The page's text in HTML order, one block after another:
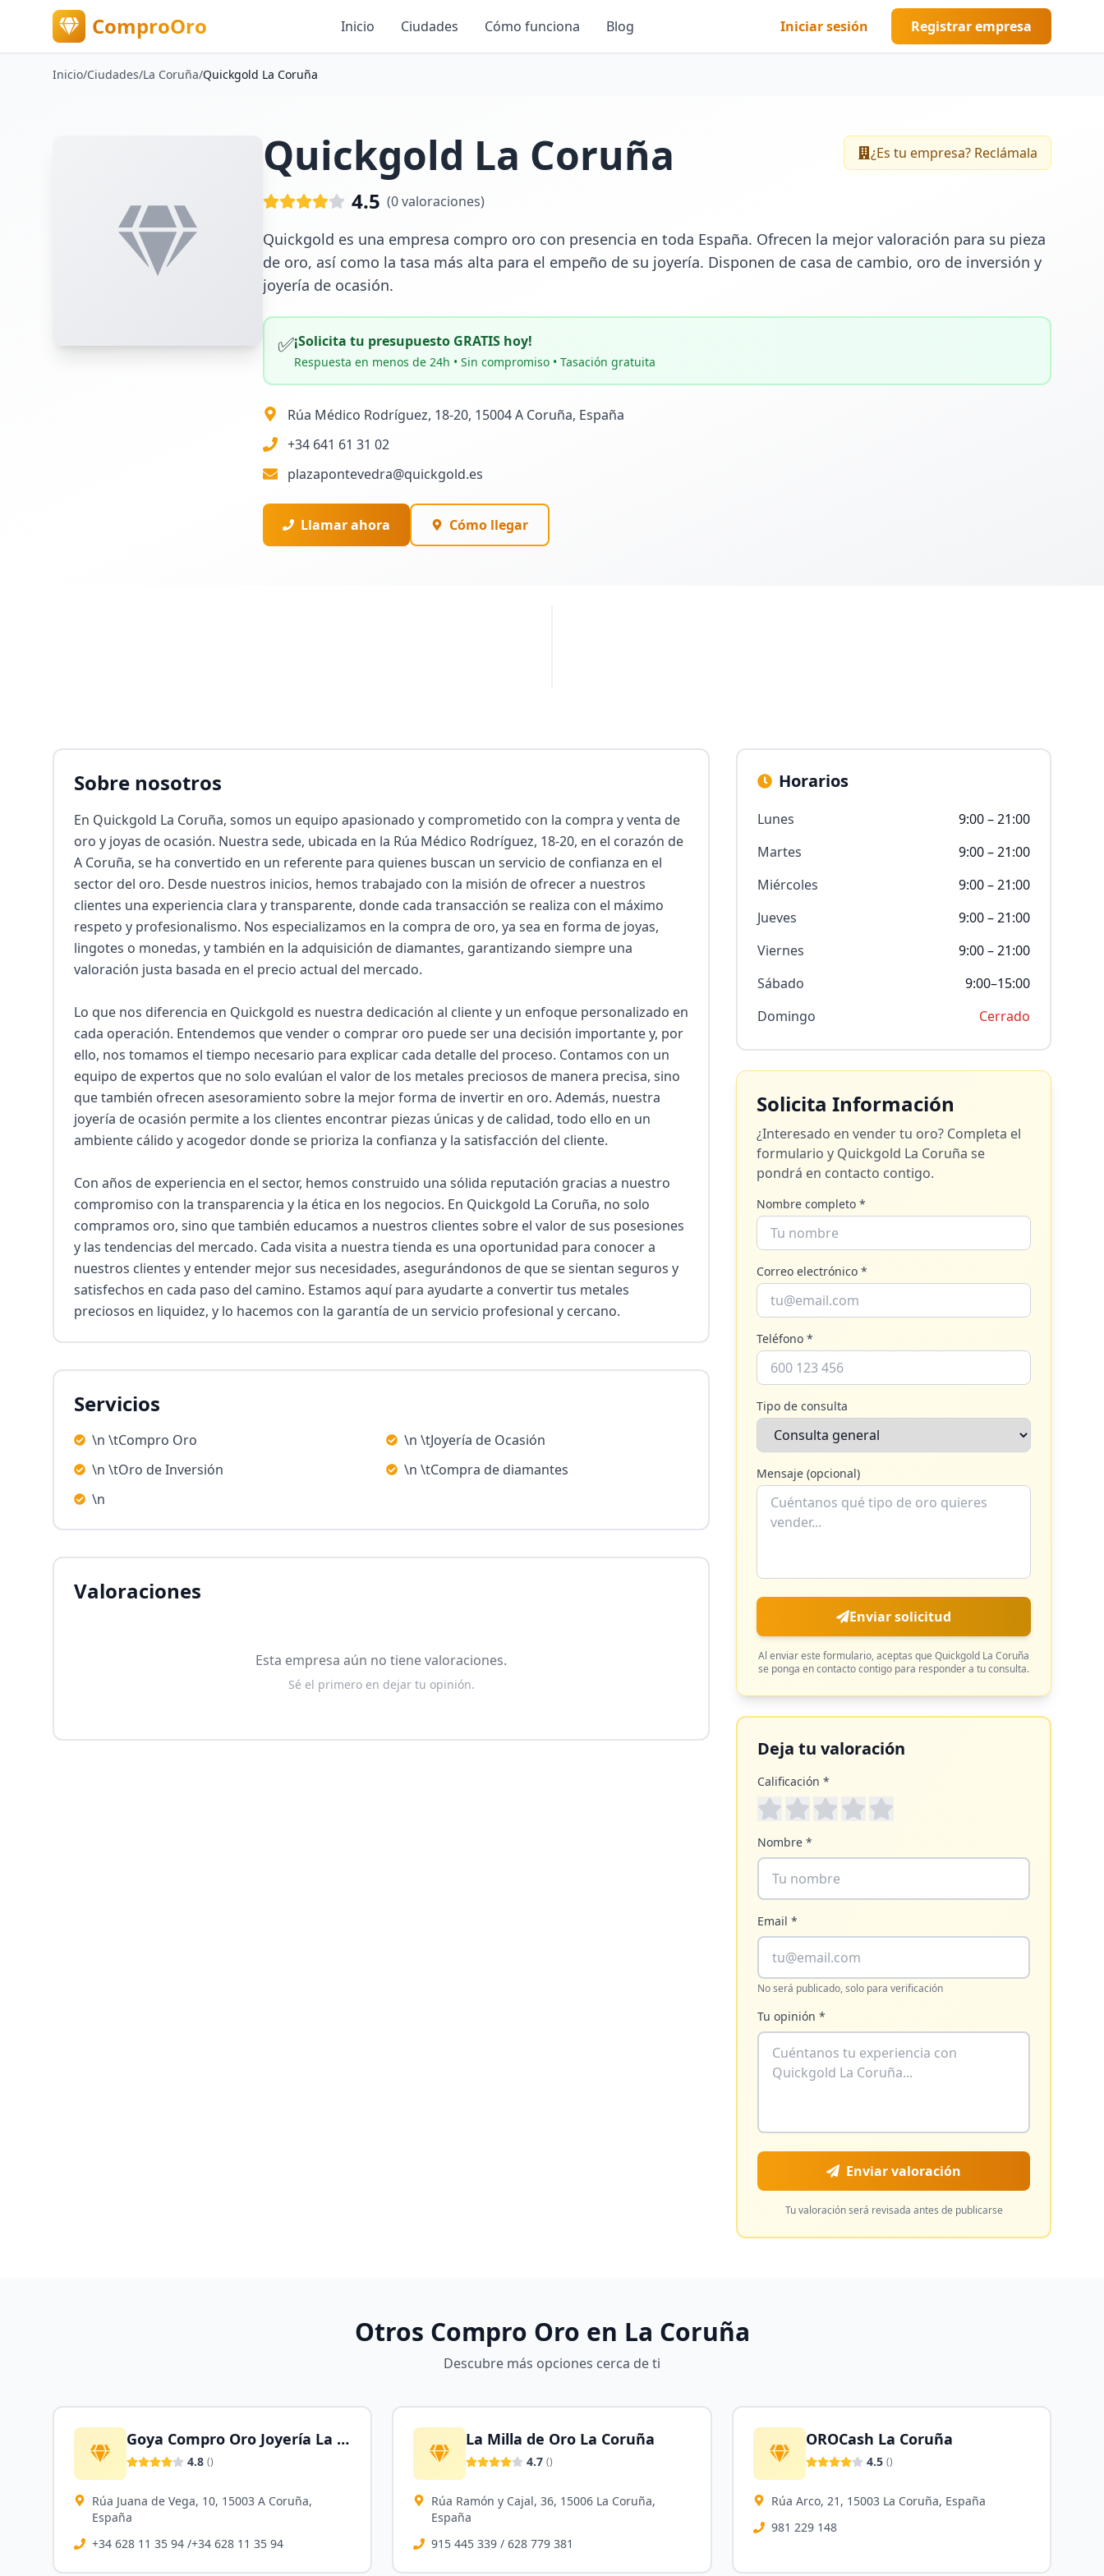
ComproOro Inicio Ciudades Cómo funciona Blog Iniciar sesión Registrar empresa
Inicio/Ciudades/La Coruña/Quickgold La Coruña
Quickgold La Coruña ¿Es tu empresa? Reclámala
4.5 (0valoraciones)
Quickgold es una empresa compro oro con presencia en toda España. Ofrecen la mejor valoración para su pieza
de oro, así como la tasa más alta para el empeño de su joyería. Disponen de casa de cambio, oro de inversión y
joyería de ocasión.
✅¡Solicita tu presupuesto GRATIS hoy!
Respuesta en menos de 24h • Sin compromiso • Tasación gratuita
Rúa Médico Rodríguez, 18-20, 15004 A Coruña, España
+34 641 61 31 02
plazapontevedra@quickgold.es
Llamar ahora Cómo llegar
Sobre nosotros
En Quickgold La Coruña, somos un equipo apasionado y comprometido con la compra y venta de
oro y joyas de ocasión. Nuestra sede, ubicada en la Rúa Médico Rodríguez, 18-20, en el corazón de
A Coruña, se ha convertido en un referente para quienes buscan un servicio de confianza en el
sector del oro. Desde nuestros inicios, hemos trabajado con la misión de ofrecer a nuestros
clientes una experiencia clara y transparente, donde cada transacción se realiza con el máximo
respeto y profesionalismo. Nos especializamos en la compra de oro, ya sea en forma de joyas,
lingotes o monedas, y también en la adquisición de diamantes, garantizando siempre una
valoración justa basada en el precio actual del mercado.
Lo que nos diferencia en Quickgold es nuestra dedicación al cliente y un enfoque personalizado en
cada operación. Entendemos que vender o comprar oro puede ser una decisión importante y, por
ello, nos tomamos el tiempo necesario para explicar cada detalle del proceso. Contamos con un
equipo de expertos que no solo evalúan el valor de los metales preciosos de manera precisa, sino
que también ofrecen asesoramiento sobre la mejor forma de invertir en oro. Además, nuestra
joyería de ocasión permite a los clientes encontrar piezas únicas y de calidad, todo ello en un
ambiente cálido y acogedor donde se prioriza la confianza y la satisfacción del cliente.
Con años de experiencia en el sector, hemos construido una sólida reputación gracias a nuestro
compromiso con la transparencia y la ética en los negocios. En Quickgold La Coruña, no solo
compramos oro, sino que también educamos a nuestros clientes sobre el valor de sus posesiones
y las tendencias del mercado. Cada visita a nuestra tienda es una oportunidad para conocer a
nuestros clientes y entender mejor sus necesidades, asegurándonos de que se sientan seguros y
satisfechos en cada paso del camino. Estamos aquí para ayudarte a convertir tus metales
preciosos en liquidez, y lo hacemos con la garantía de un servicio profesional y cercano.
Servicios
\n \tCompro Oro
\n \tJoyería de Ocasión
\n \tOro de Inversión
\n \tCompra de diamantes
\n
Valoraciones
Esta empresa aún no tiene valoraciones.
Sé el primero en dejar tu opinión.
Horarios
Lunes
9:00 – 21:00
Martes
9:00 – 21:00
Miércoles
9:00 – 21:00
Jueves
9:00 – 21:00
Viernes
9:00 – 21:00
Sábado
9:00–15:00
Domingo
Cerrado
Solicita Información
¿Interesado en vender tu oro? Completa el
formulario y Quickgold La Coruña se
pondrá en contacto contigo.
Nombre completo *
Correo electrónico *
Teléfono *
Tipo de consulta
Mensaje (opcional)
Enviar solicitud
Al enviar este formulario, aceptas que Quickgold La Coruña
se ponga en contacto contigo para responder a tu consulta.
Deja tu valoración
Calificación *
Nombre *
Email *
No será publicado, solo para verificación
Tu opinión *
Enviar valoración
Tu valoración será revisada antes de publicarse
Otros Compro Oro en La Coruña
Descubre más opciones cerca de ti
Goya Compro Oro Joyería La Coruña
4.8 ()
Rúa Juana de Vega, 10, 15003 A Coruña,
España
+34 628 11 35 94 /+34 628 11 35 94
La Milla de Oro La Coruña
4.7 ()
Rúa Ramón y Cajal, 36, 15006 La Coruña,
España
915 445 339 / 628 779 381
OROCash La Coruña
4.5 ()
Rúa Arco, 21, 15003 La Coruña, España
981 229 148